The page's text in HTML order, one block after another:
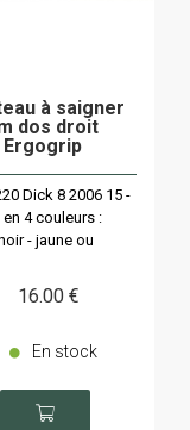
à saigner
dos droit
Ergogrip
Dick 8 2006 15 -
en 4 couleurs :
- jaune ou
16.00 €
En stock